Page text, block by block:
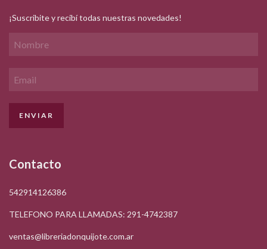
¡Suscribite y recibí todas nuestras novedades!
Contacto
542914126386
TELEFONO PARA LLAMADAS: 291-4742387
ventas@libreriadonquijote.com.ar